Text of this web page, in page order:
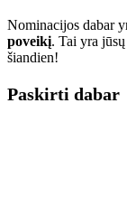
Nominacijos dabar
poveikį. Tai yra
šiandien!
Paskirti dabar